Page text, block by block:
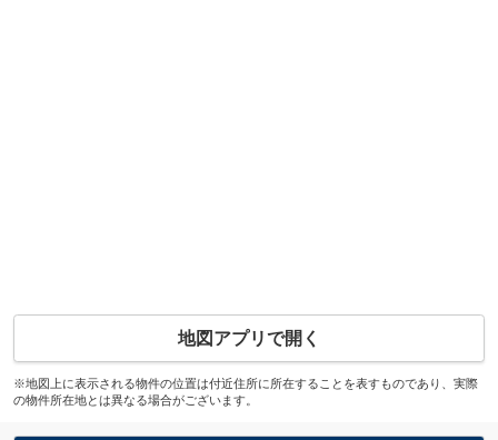
地図アプリで開く
※地図上に表示される物件の位置は付近住所に所在することを表すものであり、実際
の物件所在地とは異なる場合がございます。